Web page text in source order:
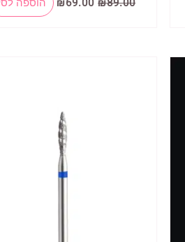
₪89.00
המקורי
₪69.00
הנוכחי
הוספה